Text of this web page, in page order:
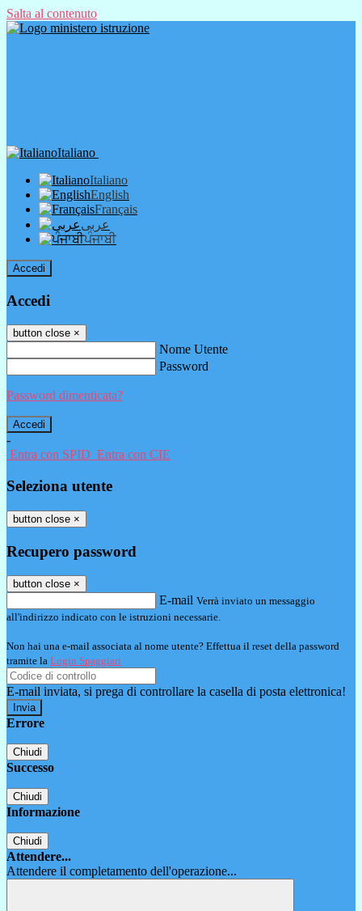
Salta al contenuto
Italiano
Italiano
English
Français
عربى
ਪੰਜਾਬੀ
Accedi
Accedi
button close ×
Nome Utente
Password
Password dimenticata?
-
Entra con SPID Entra con CIE
Seleziona utente
button close ×
Recupero password
button close ×
E-mail Verrà inviato un messaggio
all'indirizzo indicato con le istruzioni necessarie.
Non hai una e-mail associata al nome utente? Effettua il reset della password
tramite la Login Spaggiari
E-mail inviata, si prega di controllare la casella di posta elettronica!
Errore
Chiudi
Successo
Chiudi
Informazione
Chiudi
Attendere...
Attendere il completamento dell'operazione...